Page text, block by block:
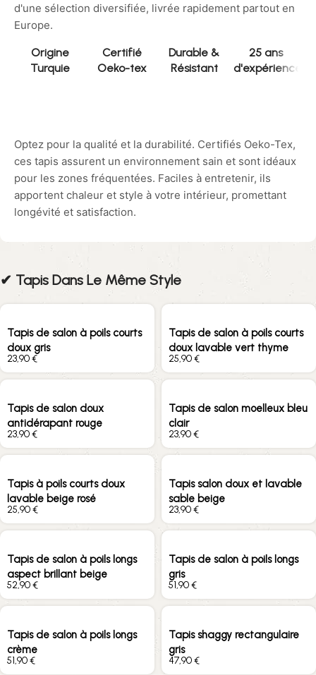
d'une sélection diversifiée, livrée rapidement partout en
Europe.
Origine
Turquie
Certifié
Oeko-tex
Durable &
Résistant
25 ans
d'expérience
Optez pour la qualité et la durabilité. Certifiés Oeko-Tex,
ces tapis assurent un environnement sain et sont idéaux
pour les zones fréquentées. Faciles à entretenir, ils
apportent chaleur et style à votre intérieur, promettant
longévité et satisfaction.
✔︎ Tapis Dans Le Même Style
Tapis de salon à poils courts
doux gris
€
Tapis de salon à poils courts
doux lavable vert thyme
€
Tapis de salon doux
antidérapant rouge
€
Tapis de salon moelleux bleu
clair
€
Tapis à poils courts doux
lavable beige rosé
€
Tapis salon doux et lavable
sable beige
€
Tapis de salon à poils longs
aspect brillant beige
€
Tapis de salon à poils longs
gris
€
Tapis de salon à poils longs
crème
€
Tapis shaggy rectangulaire
gris
€